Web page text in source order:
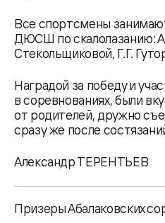
Все спортсмены
ДЮСШ по скалолазанию:
Стекольщиковой, Г.Г.
Наградой за победу и
в соревнованиях, были
от родителей, дружно
сразу же после
Александр ТЕРЕНТЬЕВ
Призеры Абалаковских